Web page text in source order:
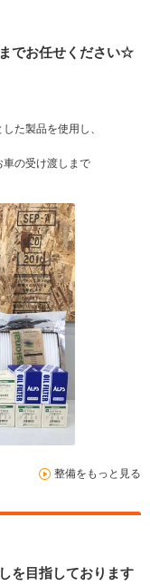
でお任せください☆
た製品を使用し、
の受け渡しまで
整備をもっと見る
を目指しております